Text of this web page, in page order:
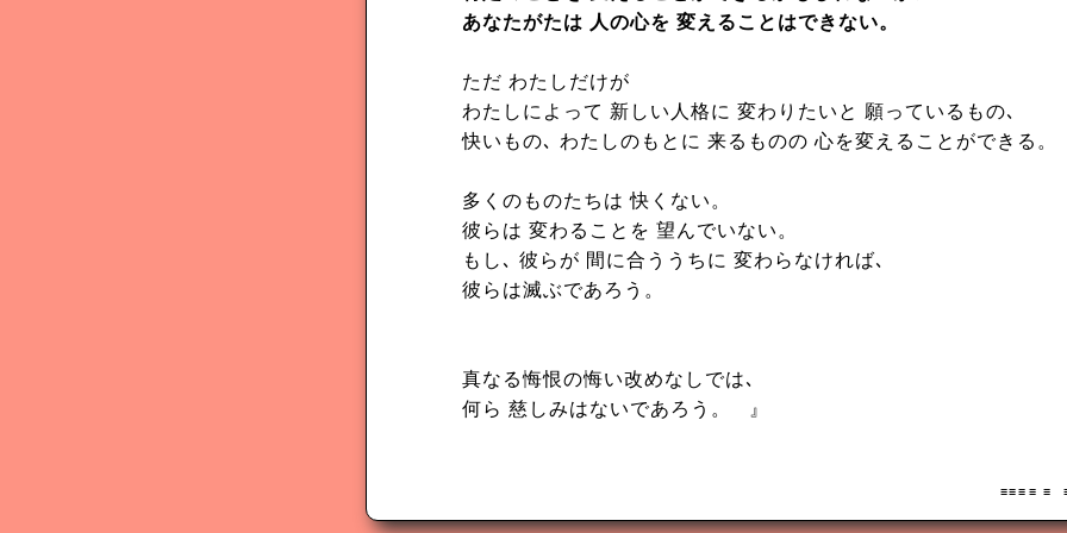
あなたがたは 人の心を 変えることはできない。
ただ わたしだけが
わたしによって 新しい人格に 変わりたいと 願っているもの､
快いもの､ わたしのもとに 来るものの 心を変えることができる。
多くのものたちは 快くない。
彼らは 変わることを 望んでいない。
もし､ 彼らが 間に合ううちに 変わらなければ､
彼らは滅ぶであろう。
真なる悔恨の悔い改めなしでは､
何ら 慈しみはないであろう。
』
≡ ≡ ≡ ≡